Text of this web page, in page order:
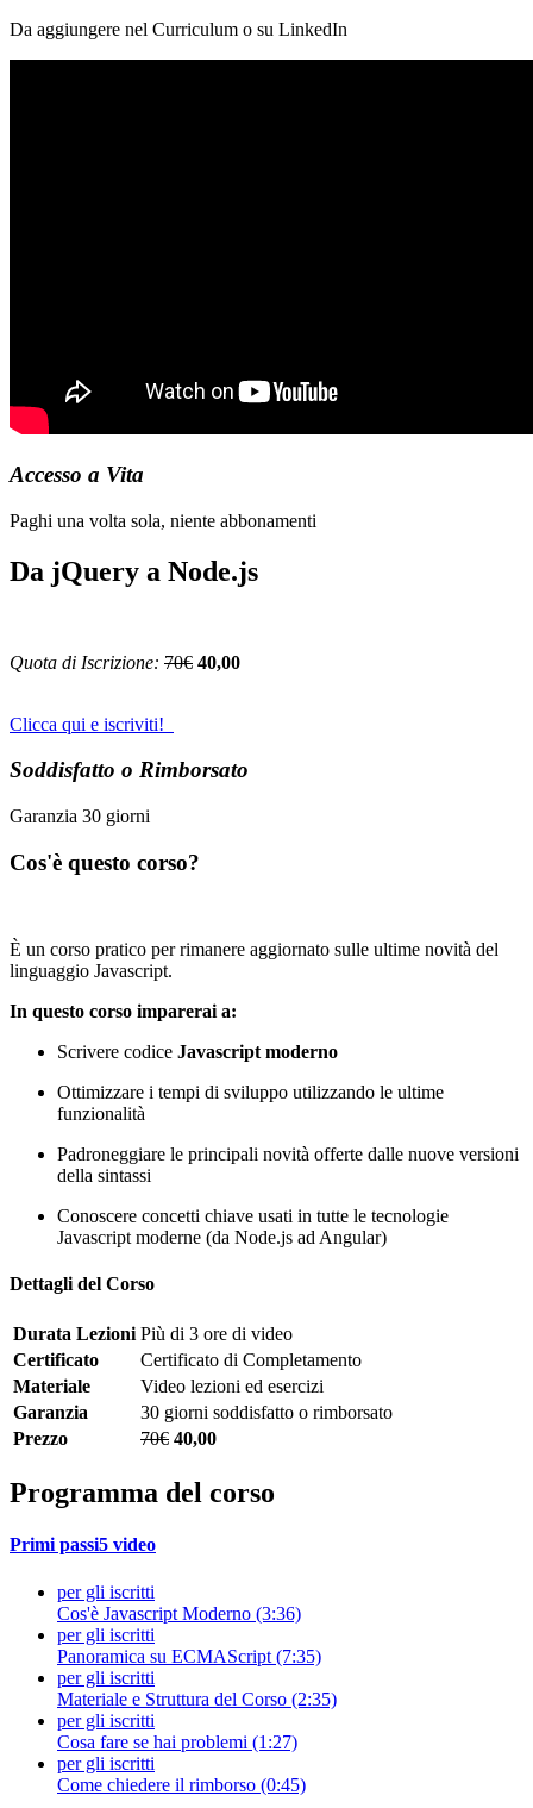
Da aggiungere nel Curriculum o su LinkedIn
Accesso a Vita
Paghi una volta sola, niente abbonamenti
Da jQuery a Node.js
Quota di Iscrizione: 70€ 40,00
Clicca qui e iscriviti!
Soddisfatto o Rimborsato
Garanzia 30 giorni
Cos'è questo corso?
È un corso pratico per rimanere aggiornato sulle ultime novità del
linguaggio Javascript.
In questo corso imparerai a:
Scrivere codice Javascript moderno
Ottimizzare i tempi di sviluppo utilizzando le ultime
funzionalità
Padroneggiare le principali novità offerte dalle nuove versioni
della sintassi
Conoscere concetti chiave usati in tutte le tecnologie
Javascript moderne (da Node.js ad Angular)
Dettagli del Corso
Durata Lezioni Più di 3 ore di video
Certificato
Certificato di Completamento
Materiale
Video lezioni ed esercizi
Garanzia
30 giorni soddisfatto o rimborsato
Prezzo
70€ 40,00
Programma del corso
Primi passi5 video
per gli iscritti
Cos'è Javascript Moderno (3:36)
per gli iscritti
Panoramica su ECMAScript (7:35)
per gli iscritti
Materiale e Struttura del Corso (2:35)
per gli iscritti
Cosa fare se hai problemi (1:27)
per gli iscritti
Come chiedere il rimborso (0:45)